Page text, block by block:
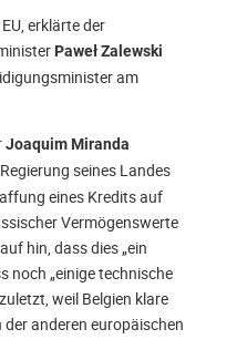
erklärte der
Paweł Zalewski
am
Joaquim Miranda
seines Landes
eines Kredits auf
Vermögenswerte
hin, dass dies „ein
noch „einige technische
weil Belgien klare
anderen europäischen